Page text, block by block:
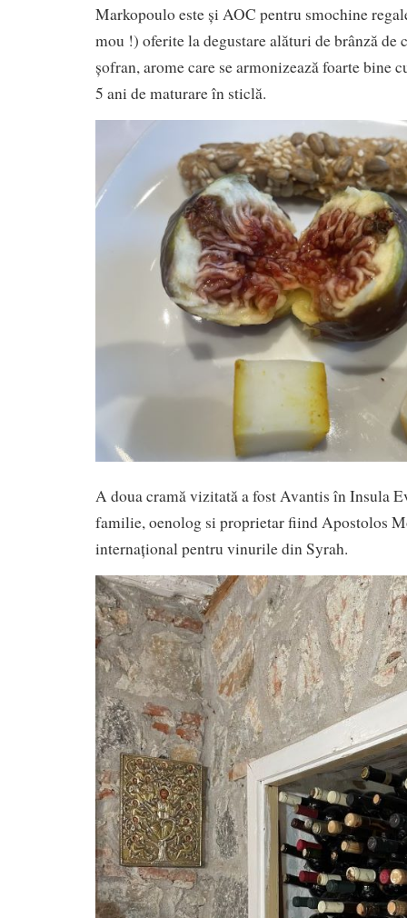
Markopoulo este și AOC pentru smochine
mou !) oferite la degustare alături de brânză de
șofran, arome care se armonizează foarte bine
5 ani de maturare în sticlă.
A doua cramă vizitată a fost Avantis în Insula
familie, oenolog si proprietar fiind Apostolos
internațional pentru vinurile din Syrah.